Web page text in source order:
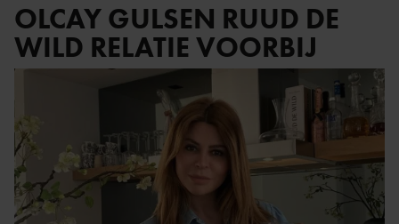
OLCAY GULSEN RUUD DE
WILD RELATIE VOORBIJ